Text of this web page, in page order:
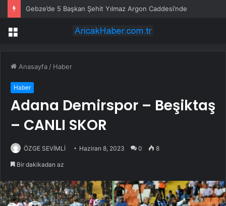
Gebze’de 5 Başkan Şehit Yılmaz Argon Caddesi’nde
Menü
Anasayfa / Haber
Haber
Adana Demirspor – Beşiktaş
– CANLI SKOR
ÖZGE SEVİMLİ Haziran 8, 2023 0 8
Bir dakikadan az